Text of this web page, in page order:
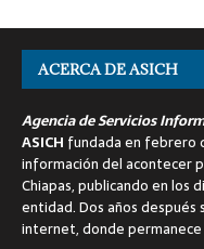
ACERCA DE ASICH
Agencia de Servicios
ASICH fundada en febrero
información del acontecer
Chiapas, publicando en los
entidad. Dos años
internet, donde